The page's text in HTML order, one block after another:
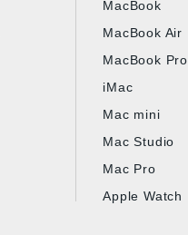
MacBook
MacBook Air
MacBook Pro
iMac
Mac mini
Mac Studio
Mac Pro
Apple Watch